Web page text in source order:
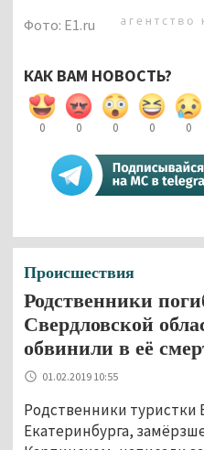
Фото: E1.ru
КАК ВАМ НОВОСТЬ?
0 0 0 0 0
Происшествия
Родственники
Свердловской
обвинили в её
01.02.2019 10:55
Родственники
Екатеринбурга,